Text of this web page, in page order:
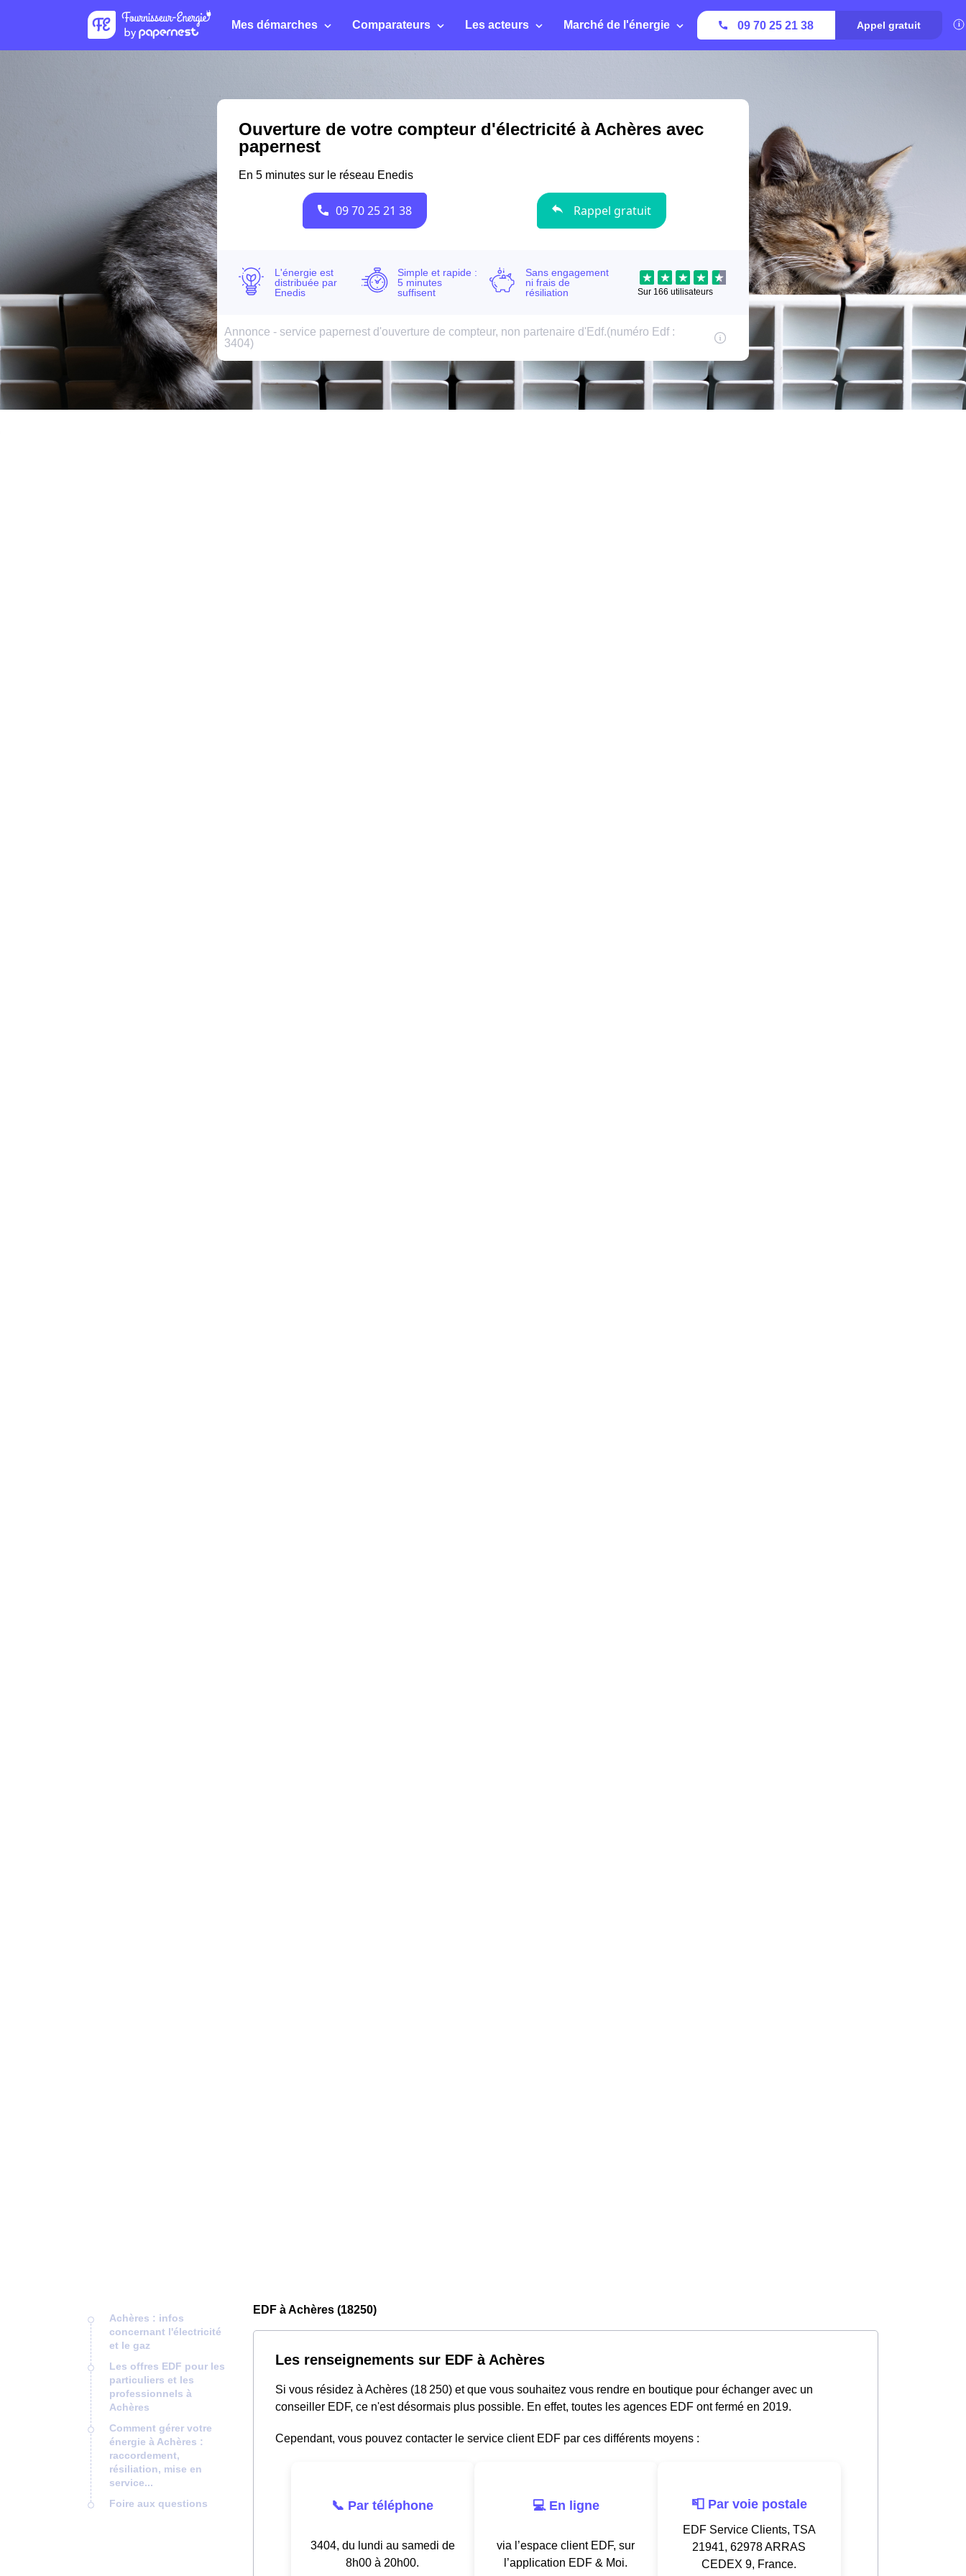
Mes démarches Comparateurs Les acteurs Marché de l'énergie 09 70 25 21 38 Appel gratuit
Achères : infos
concernant l'électricité
et le gaz
Les offres EDF pour les
particuliers et les
professionnels à
Achères
Comment gérer votre
énergie à Achères :
raccordement,
résiliation, mise en
service...
Foire aux questions
EDF à Achères (18250)
Les renseignements sur EDF à Achères
Si vous résidez à Achères (18 250) et que vous souhaitez vous rendre en boutique pour échanger avec un
conseiller EDF, ce n'est désormais plus possible. En effet, toutes les agences EDF ont fermé en 2019.
Cependant, vous pouvez contacter le service client EDF par ces différents moyens :
📞 Par téléphone
3404, du lundi au samedi de
8h00 à 20h00.
💻 En ligne
via l’espace client EDF, sur
l’application EDF & Moi.
📮 Par voie postale
EDF Service Clients, TSA
21941, 62978 ARRAS
CEDEX 9, France.